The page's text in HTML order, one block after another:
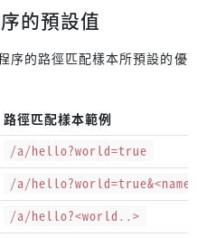
的預設值
序的路徑匹配樣本所預設的優
路徑匹配樣本範例
/a/hello?world=true
/a/hello?world=true&<name>
/a/hello?<world..>